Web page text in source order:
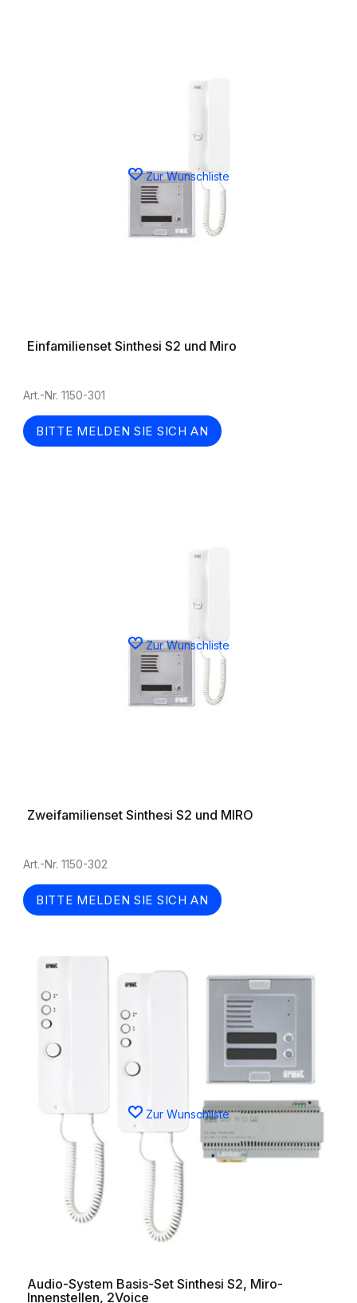
Zur Wunschliste
Einfamilienset Sinthesi S2 und Miro
Art.-Nr. 1150-301
BITTE MELDEN SIE SICH AN
Zur Wunschliste
Zweifamilienset Sinthesi S2 und MIRO
Art.-Nr. 1150-302
BITTE MELDEN SIE SICH AN
Zur Wunschliste
Audio-System Basis-Set Sinthesi S2, Miro-
Innenstellen, 2Voice